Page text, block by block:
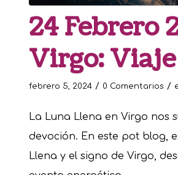
24 Febrero
Virgo:
febrero 5, 2024 / 0 Comentarios /
La Luna Llena en Virgo nos
devoción. En este pot blog,
Llena y el signo de Virgo,